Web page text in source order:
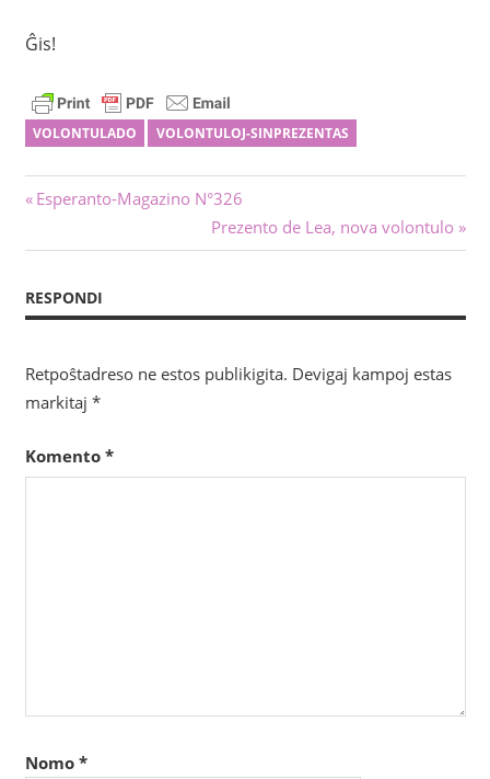
Ĝis!
VOLONTULADO VOLONTULOJ-SINPREZENTAS
Navigado
tra
afiŝoj
Antaŭa
Esperanto-Magazino N°326
Sekva
afiŝo:
Prezento de Lea, nova volontulo
RESPONDI
Retpoŝtadreso ne estos publikigita. Devigaj kampoj estas
markitaj *
Komento *
Nomo *